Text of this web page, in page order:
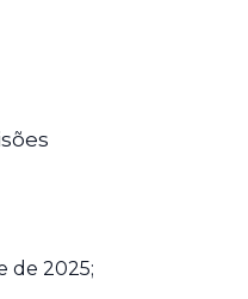
de 2025;